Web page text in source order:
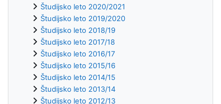
Študijsko leto 2020/2021
Študijsko leto 2019/2020
Študijsko leto 2018/19
Študijsko leto 2017/18
Študijsko leto 2016/17
Študijsko leto 2015/16
Študijsko leto 2014/15
Študijsko leto 2013/14
Študijsko leto 2012/13